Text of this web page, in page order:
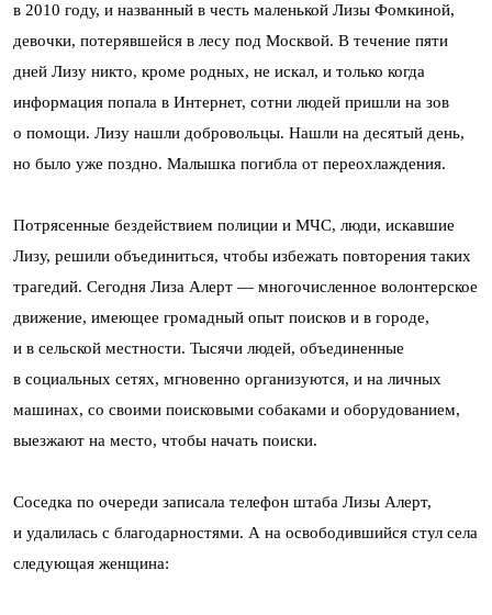
в 2010 году, и названный в честь маленькой Лизы Фомкиной,
девочки, потерявшейся в лесу под Москвой. В течение пяти
дней Лизу никто, кроме родных, не искал, и только когда
информация попала в Интернет, сотни людей пришли на зов
о помощи. Лизу нашли добровольцы. Нашли на десятый день,
но было уже поздно. Малышка погибла от переохлаждения.
Потрясенные бездействием полиции и МЧС, люди, искавшие
Лизу, решили объединиться, чтобы избежать повторения таких
трагедий. Сегодня Лиза Алерт — многочисленное волонтерское
движение, имеющее громадный опыт поисков и в городе,
и в сельской местности. Тысячи людей, объединенные
в социальных сетях, мгновенно организуются, и на личных
машинах, со своими поисковыми собаками и оборудованием,
выезжают на место, чтобы начать поиски.
Соседка по очереди записала телефон штаба Лизы Алерт,
и удалилась с благодарностями. А на освободившийся стул села
следующая женщина: